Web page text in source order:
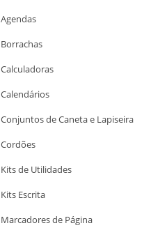
Agendas
Borrachas
Calculadoras
Calendários
Conjuntos de Caneta e Lapiseira
Cordões
Kits de Utilidades
Kits Escrita
Marcadores de Página